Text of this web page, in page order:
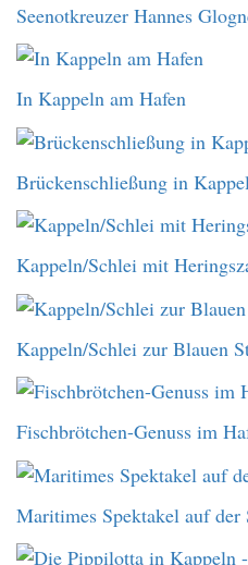
Seenotkreuzer Hannes
In Kappeln am Hafen
Brückenschließung in
Kappeln/Schlei mit
Kappeln/Schlei zur Blauen
Fischbrötchen-Genuss im
Maritimes Spektakel auf